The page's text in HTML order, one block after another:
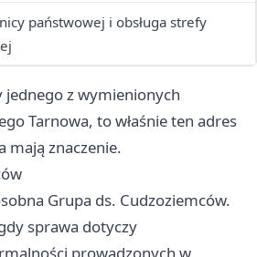
państwowej i obsługa strefy
jednego z wymienionych
Tarnowa, to właśnie ten adres
mają znaczenie.
Grupa ds. Cudzoziemców.
sprawa dotyczy